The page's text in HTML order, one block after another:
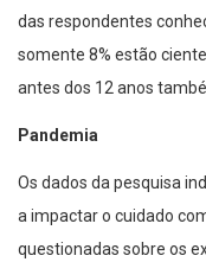
das respondentes
somente 8% estão
antes dos 12 anos
Pandemia
Os dados da pesquisa
a impactar o cuidado
questionadas sobre os